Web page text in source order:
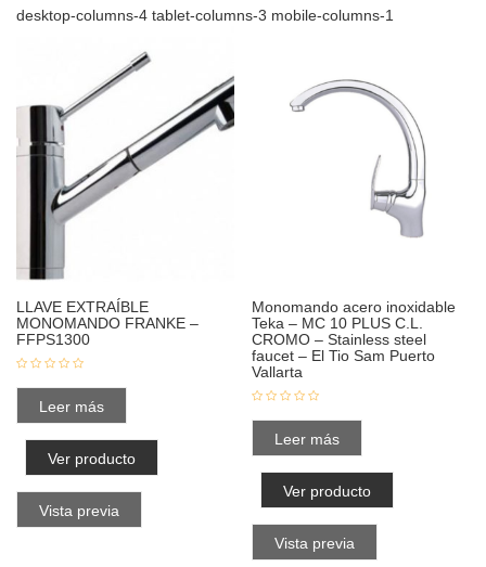
desktop-columns-4 tablet-columns-3 mobile-columns-1
LLAVE EXTRAÍBLE
MONOMANDO FRANKE –
FFPS1300
Leer más
Ver producto
Vista previa
Monomando acero inoxidable
Teka – MC 10 PLUS C.L.
CROMO – Stainless steel
faucet – El Tio Sam Puerto
Vallarta
Leer más
Ver producto
Vista previa